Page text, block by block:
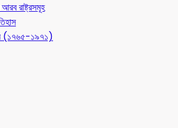
রাষ্ট্রসমূহ
(১৭৬৫-১৯৭১)